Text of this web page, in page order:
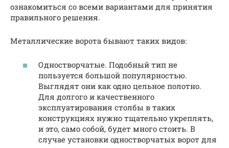
ознакомиться со всеми вариантами для принятия
правильного решения.
Металлические ворота бывают таких видов:
Одностворчатые. Подобный тип не
пользуется большой популярностью.
Выглядят они как одно цельное полотно.
Для долгого и качественного
эксплуатирования столбы в таких
конструкциях нужно тщательно укреплять,
и это, само собой, будет много стоить. В
случае установки одностворчатых ворот для